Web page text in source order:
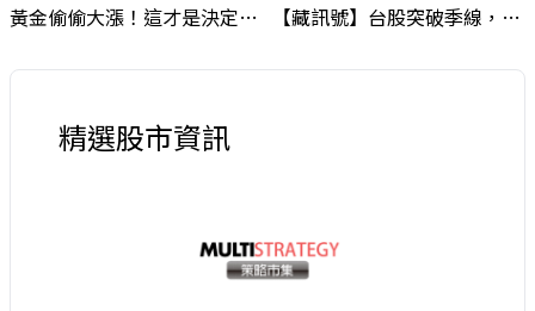
黃金偷偷大漲！這才是決定台股生死的「真風向球」！｜Mr.Jimmy高志銘 #黃金 #美元指數 #聯準會 【藏訊號】台股突破季線，週一我提醒了這個關鍵訊號
精選股市資訊